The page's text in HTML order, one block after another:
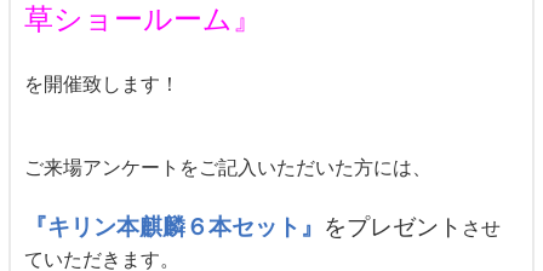
草ショールーム』
を開催致します！
ご来場アンケートをご記入いただいた方には、
『キリン本麒麟６本セット』 をプレゼント させ
ていただきます。